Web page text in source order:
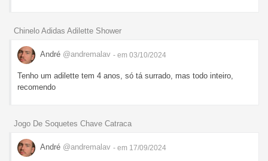
Chinelo Adidas Adilette Shower
André @andremalav - em 03/10/2024
Tenho um adilette tem 4 anos, só tá surrado, mas todo inteiro,
recomendo
Jogo De Soquetes Chave Catraca
André @andremalav - em 17/09/2024